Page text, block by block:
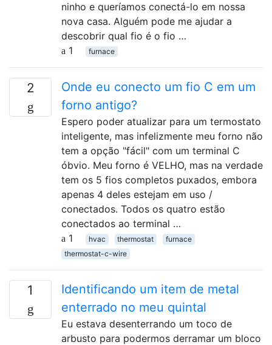
ninho e queríamos conectá-lo em nossa
nova casa. Alguém pode me ajudar a
descobrir qual fio é o fio …
1
furnace
2
Onde eu conecto um fio C em um
forno antigo?
Espero poder atualizar para um termostato
inteligente, mas infelizmente meu forno não
tem a opção "fácil" com um terminal C
óbvio. Meu forno é VELHO, mas na verdade
tem os 5 fios completos puxados, embora
apenas 4 deles estejam em uso /
conectados. Todos os quatro estão
conectados ao terminal …
1
hvac thermostat
furnace
thermostat-c-wire
1
Identificando um item de metal
enterrado no meu quintal
Eu estava desenterrando um toco de
arbusto para podermos derramar um bloco